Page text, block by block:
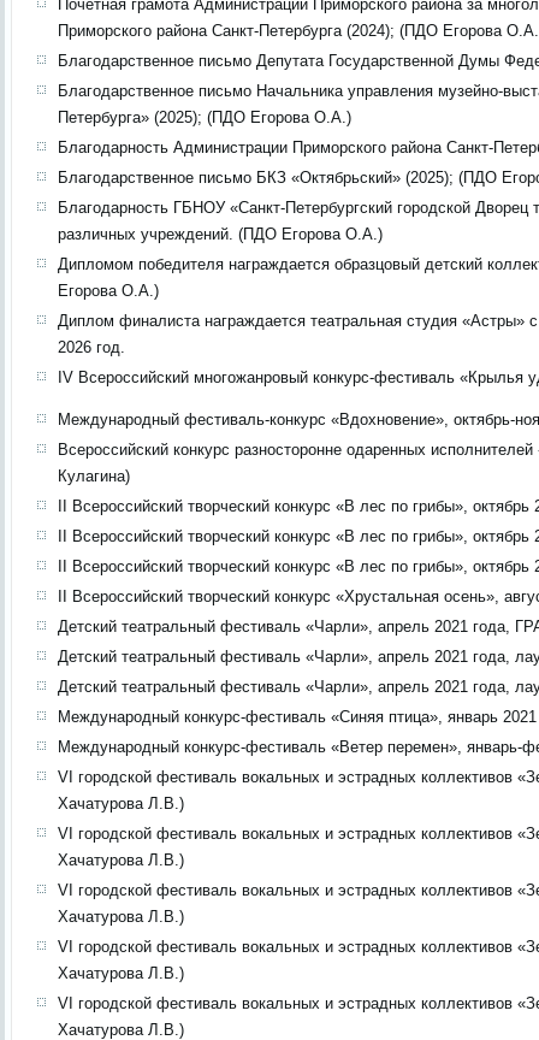
Почетная грамота Администрации Приморского района за
Приморского района Санкт-Петербурга (2024); (ПДО Егорова
Благодарственное письмо Депутата Государственной Думы
Благодарственное письмо Начальника управления музейно-
Петербурга» (2025); (ПДО Егорова О.А.)
Благодарность Администрации Приморского района Санкт-
Благодарственное письмо БКЗ «Октябрьский» (2025); (ПДО
Благодарность ГБНОУ «Санкт-Петербургский городской
различных учреждений. (ПДО Егорова О.А.)
Дипломом победителя награждается образцовый детский
Егорова О.А.)
Диплом финалиста награждается театральная студия
2026 год.
IV Всероссийский многожанровый конкурс-фестиваль «Крылья
Международный фестиваль-конкурс «Вдохновение», октябрь-
Всероссийский конкурс разносторонне одаренных
Кулагина)
II Всероссийский творческий конкурс «В лес по грибы»,
II Всероссийский творческий конкурс «В лес по грибы»,
II Всероссийский творческий конкурс «В лес по грибы»,
II Всероссийский творческий конкурс «Хрустальная осень»,
Детский театральный фестиваль «Чарли», апрель 2021 года,
Детский театральный фестиваль «Чарли», апрель 2021 года,
Детский театральный фестиваль «Чарли», апрель 2021 года,
Международный конкурс-фестиваль «Синяя птица», январь
Международный конкурс-фестиваль «Ветер перемен», январь-
VI городской фестиваль вокальных и эстрадных коллективов
Хачатурова Л.В.)
VI городской фестиваль вокальных и эстрадных коллективов
Хачатурова Л.В.)
VI городской фестиваль вокальных и эстрадных коллективов
Хачатурова Л.В.)
VI городской фестиваль вокальных и эстрадных коллективов
Хачатурова Л.В.)
VI городской фестиваль вокальных и эстрадных коллективов
Хачатурова Л.В.)